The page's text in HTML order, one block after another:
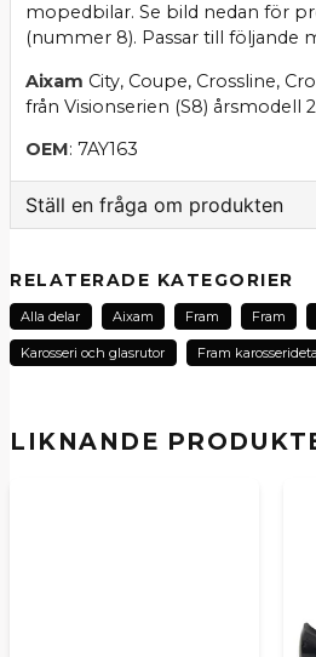
LIKNANDE
mopedbilar. Se bild nedan för
(nummer 8). Passar till följande
Aixam City, Coupe, Crossline,
från Visionserien (S8) årsmodell
OEM: 7AY163
Ställ en fråga om produkten
Fråga oss om denna
RELATERADE KATEGORIER
Alla delar Aixam Fram Fram
Karosseri och glasrutor Fram